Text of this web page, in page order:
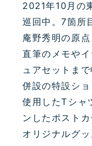
2021年10 月の
巡回中。7箇所
庵野秀明の原
直筆のメモや
ュアセットま
併設の特設シ
使用したTシャ
ンしたポスト
オリジナルグッ